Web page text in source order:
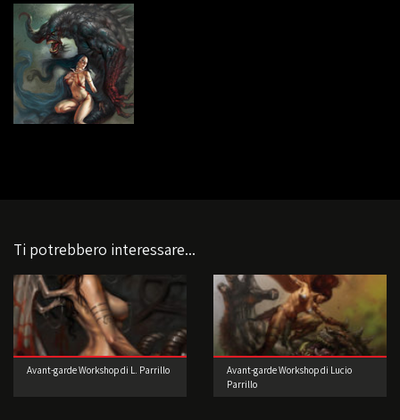
Ti potrebbero interessare...
Avant-garde Workshop di L. Parrillo
Avant-garde Workshop di Lucio
Parrillo